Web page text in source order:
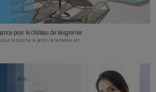
pour le château de Vaugrenier
la piscine, le jardin, la terrasse, etc.